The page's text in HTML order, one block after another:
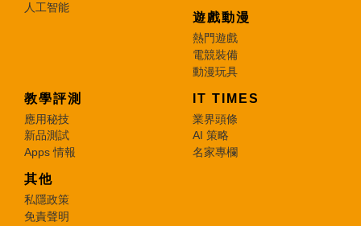
人工智能
遊戲動漫
熱門遊戲
電競裝備
動漫玩具
教學評測
應用秘技
新品測試
Apps 情報
IT TIMES
業界頭條
AI 策略
名家專欄
其他
私隱政策
免責聲明